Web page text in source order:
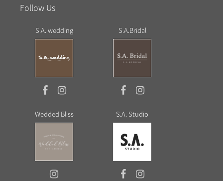
Follow Us
S.A. wedding S.A.Bridal
Wedded Bliss S.A. Studio